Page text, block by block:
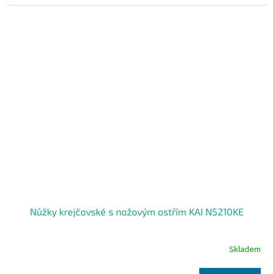
Nůžky krejčovské s nožovým ostřím KAI N5210KE
Skladem